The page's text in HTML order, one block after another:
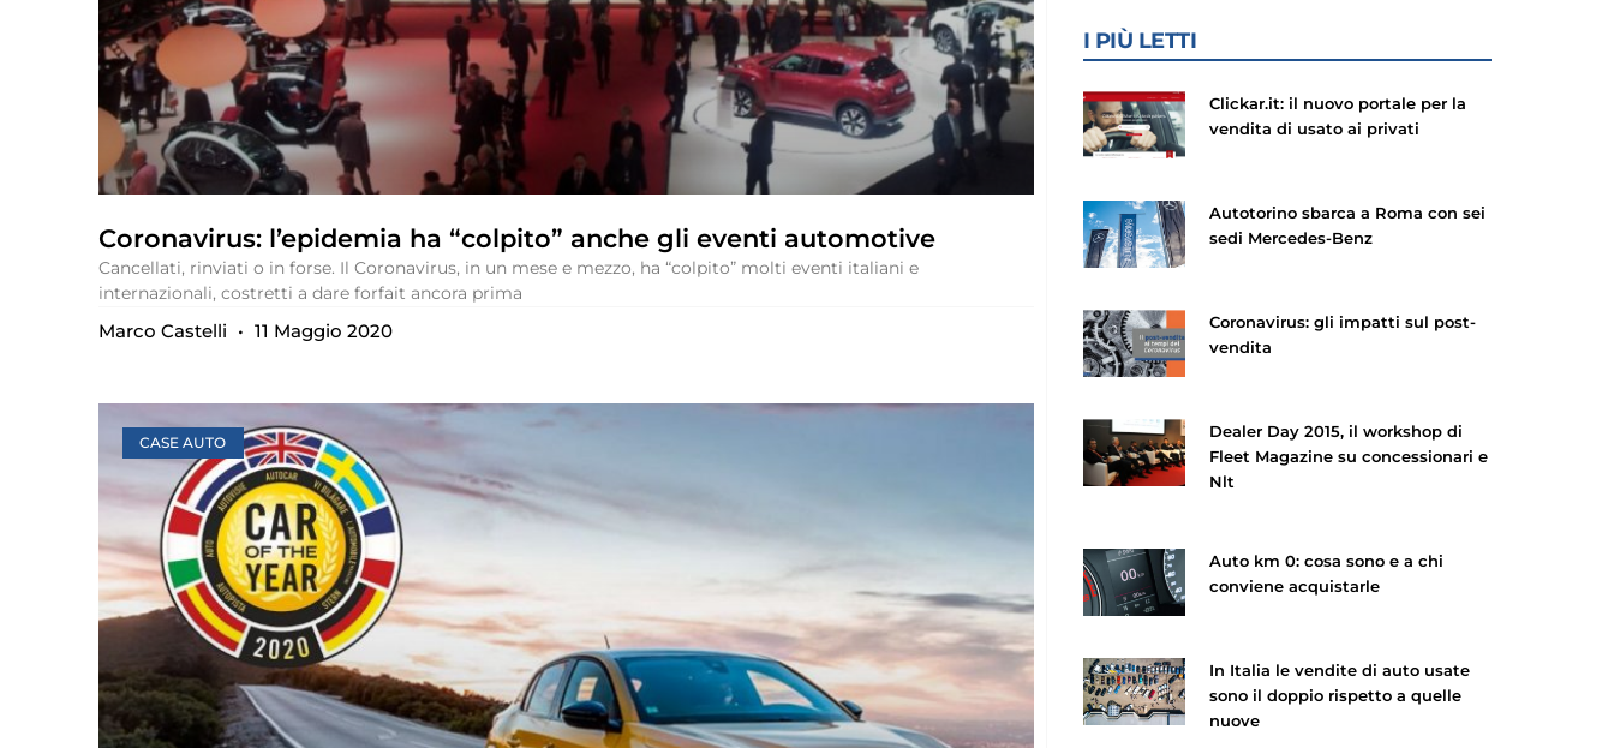
Coronavirus: l’epidemia ha “colpito” anche gli eventi automotive
Cancellati, rinviati o in forse. Il Coronavirus, in un mese e mezzo, ha “colpito” molti eventi italiani e
internazionali, costretti a dare forfait ancora prima
Marco Castelli 11 Maggio 2020
CASE AUTO
I PIÙ LETTI
Clickar.it: il nuovo portale per la
vendita di usato ai privati
Autotorino sbarca a Roma con sei
sedi Mercedes-Benz
Coronavirus: gli impatti sul post-
vendita
Dealer Day 2015, il workshop di
Fleet Magazine su concessionari e
Nlt
Auto km 0: cosa sono e a chi
conviene acquistarle
In Italia le vendite di auto usate
sono il doppio rispetto a quelle
nuove